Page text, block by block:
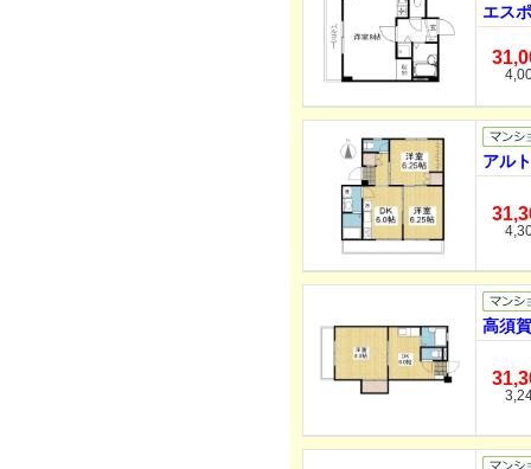
エス
アル
高須